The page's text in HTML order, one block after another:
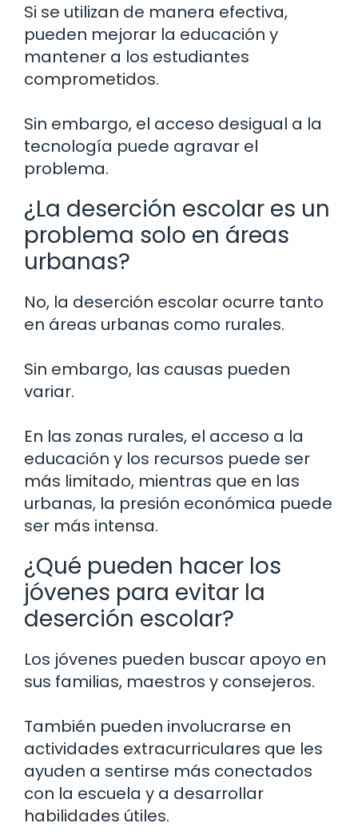
Si se utilizan de manera efectiva,
pueden mejorar la educación y
mantener a los estudiantes
comprometidos.
Sin embargo, el acceso desigual a la
tecnología puede agravar el
problema.
¿La deserción escolar es un
problema solo en áreas
urbanas?
No, la deserción escolar ocurre tanto
en áreas urbanas como rurales.
Sin embargo, las causas pueden
variar.
En las zonas rurales, el acceso a la
educación y los recursos puede ser
más limitado, mientras que en las
urbanas, la presión económica puede
ser más intensa.
¿Qué pueden hacer los
jóvenes para evitar la
deserción escolar?
Los jóvenes pueden buscar apoyo en
sus familias, maestros y consejeros.
También pueden involucrarse en
actividades extracurriculares que les
ayuden a sentirse más conectados
con la escuela y a desarrollar
habilidades útiles.